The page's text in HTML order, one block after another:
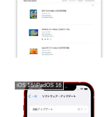
iOS 16/iPadOS 16